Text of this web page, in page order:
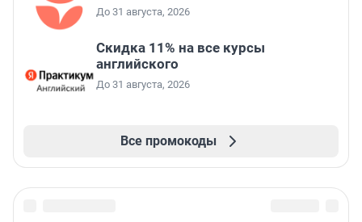
До 31 августа, 2026
Скидка 11% на все курсы
английского
До 31 августа, 2026
Все промокоды